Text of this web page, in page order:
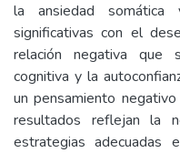
la ansiedad
significativas con el
relación negativa que
cognitiva y la
un pensamiento
resultados reflejan la
estrategias adecuadas